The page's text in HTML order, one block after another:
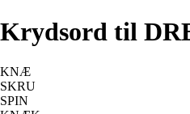
Krydsord til
KNÆ
SKRU
SPIN